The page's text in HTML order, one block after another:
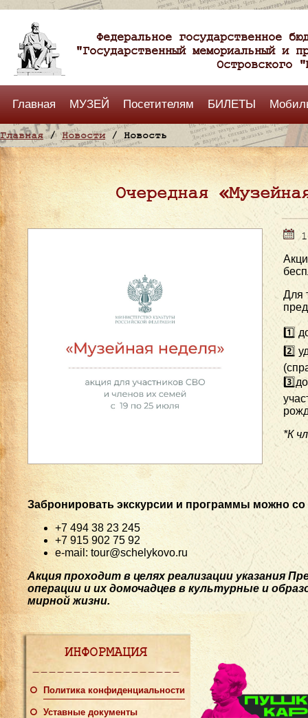
Федеральное государственное
"Государственный мемориальный и
Островского
Главная МУЗЕЙ Посетителям БИЛЕТЫ
Главная/Новости/ Новость
Очередная
Для
1️⃣
2️⃣
*К
Забронировать экскурсии и программы можно со
+7 494 38 23 245
+7 915 902 75 92
e-mail: tour@schelykovo.ru
Акция проходит в целях реализации указания
операции и их домочадцев в культурные и
мирной жизни.
ИНФОРМАЦИЯ
Политика конфиденциальности
Уставные документы